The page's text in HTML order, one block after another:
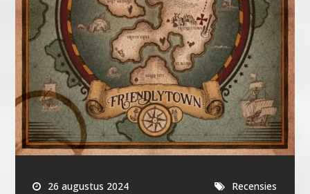
26 augustus 2024 Recensies